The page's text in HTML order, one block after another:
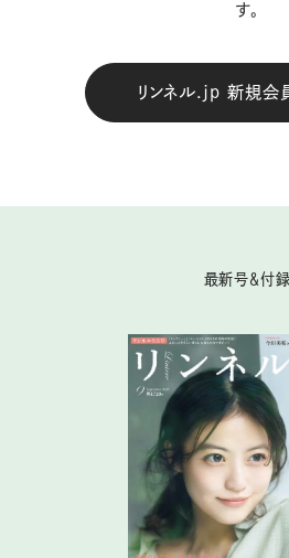
す。
リンネル.jp 新規会
最新号＆付録